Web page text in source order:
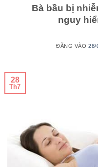
Bà bầu bị
nguy
ĐĂNG VÀO28/
28
Th7